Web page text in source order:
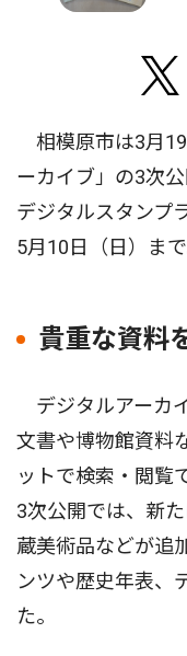
相模原市は3月
ーカイブ」の3次
デジタルスタンプ
5月10日（日）まで
貴重な資料
デジタルアーカ
文書や博物館資料
ットで検索・閲覧
3次公開では、新
蔵美術品などが追
ンツや歴史年表、
た。